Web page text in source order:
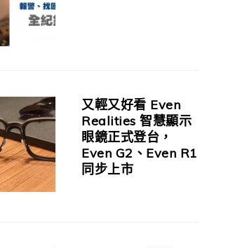
又輕又好看 Even
Realities 智慧顯示
眼鏡正式登台，
Even G2、Even R1
同步上市